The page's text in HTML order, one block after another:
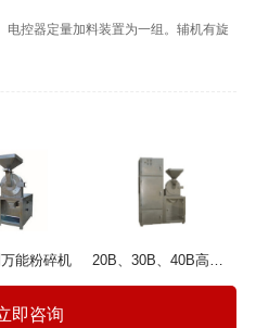
控器定量加料装置为一组。辅机有旋
能粉碎机 20B、30B、40B高效万能除尘粉碎机组
即咨询